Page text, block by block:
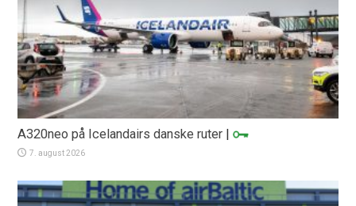
A320neo på Icelandairs danske ruter |
7. august 2026